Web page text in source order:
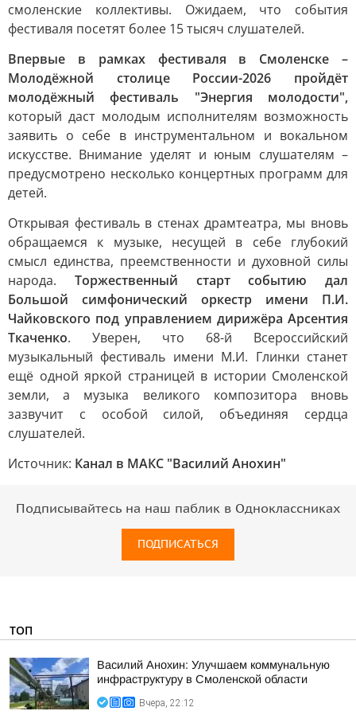
смоленские коллективы. Ожидаем, что события
фестиваля посетят более 15 тысяч слушателей.
Впервые в рамках фестиваля в Смоленске –
Молодёжной столице России-2026 пройдёт
молодёжный фестиваль "Энергия молодости",
который даст молодым исполнителям возможность
заявить о себе в инструментальном и вокальном
искусстве. Внимание уделят и юным слушателям –
предусмотрено несколько концертных программ для
детей.
Открывая фестиваль в стенах драмтеатра, мы вновь
обращаемся к музыке, несущей в себе глубокий
смысл единства, преемственности и духовной силы
народа. Торжественный старт событию дал
Большой симфонический оркестр имени П.И.
Чайковского под управлением дирижёра Арсентия
Ткаченко. Уверен, что 68-й Всероссийский
музыкальный фестиваль имени М.И. Глинки станет
ещё одной яркой страницей в истории Смоленской
земли, а музыка великого композитора вновь
зазвучит с особой силой, объединяя сердца
слушателей.
Источник: Канал в МАКС "Василий Анохин"
Подписывайтесь на наш паблик в Одноклассниках
ПОДПИСАТЬСЯ
ТОП
Василий Анохин: Улучшаем коммунальную
инфраструктуру в Смоленской области
Вчера, 22:12